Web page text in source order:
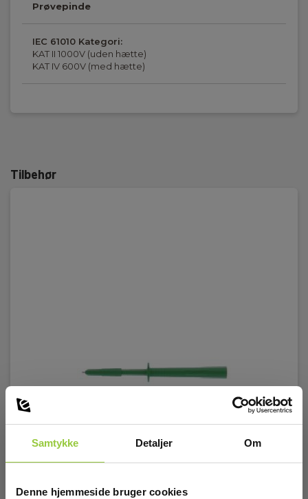
Samtykke Detaljer Om
Denne hjemmeside bruger cookies
Prøvepinde
IEC 61010 Kategori:
KAT II 1000V (uden hætte)
KAT IV 600V (med hætte)
Tilbehør
Metrel A1062 Prøvepind, CAT IV, 140mm, grøn